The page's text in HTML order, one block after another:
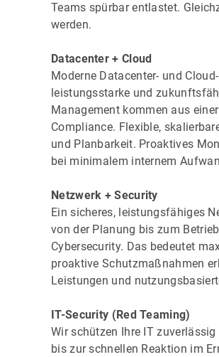
Teams spürbar entlastet.
werden.
Datacenter + Cloud
Moderne Datacenter- und
leistungsstarke und
Management kommen aus
Compliance. Flexible,
und Planbarkeit. Proaktives
bei minimalem internem
Netzwerk + Security
Ein sicheres, leistungsfähiges
von der Planung bis zum
Cybersecurity. Das bedeutet
proaktive Schutzmaßnahmen
Leistungen und
IT-Security (Red Teaming)
Wir schützen Ihre IT
bis zur schnellen Reaktion im